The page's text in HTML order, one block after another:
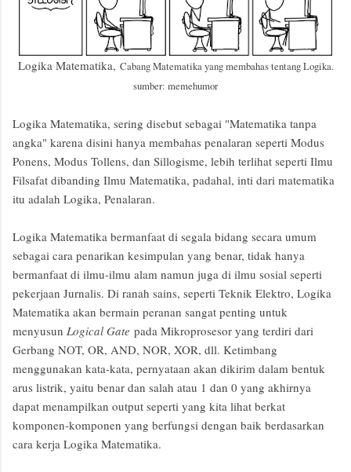
Logika Matematika, Cabang Matematika yang membahas tentang Logika.
sumber: memehumor
Logika Matematika, sering disebut sebagai "Matematika tanpa
angka" karena disini hanya membahas penalaran seperti Modus
Ponens, Modus Tollens, dan Sillogisme, lebih terlihat seperti Ilmu
Filsafat dibanding Ilmu Matematika, padahal, inti dari matematika
itu adalah Logika, Penalaran.
Logika Matematika bermanfaat di segala bidang secara umum
sebagai cara penarikan kesimpulan yang benar, tidak hanya
bermanfaat di ilmu-ilmu alam namun juga di ilmu sosial seperti
pekerjaan Jurnalis. Di ranah sains, seperti Teknik Elektro, Logika
Matematika akan bermain peranan sangat penting untuk
menyusun Logical Gate pada Mikroprosesor yang terdiri dari
Gerbang NOT, OR, AND, NOR, XOR, dll. Ketimbang
menggunakan kata-kata, pernyataan akan dikirim dalam bentuk
arus listrik, yaitu benar dan salah atau 1 dan 0 yang akhirnya
dapat menampilkan output seperti yang kita lihat berkat
komponen-komponen yang berfungsi dengan baik berdasarkan
cara kerja Logika Matematika.